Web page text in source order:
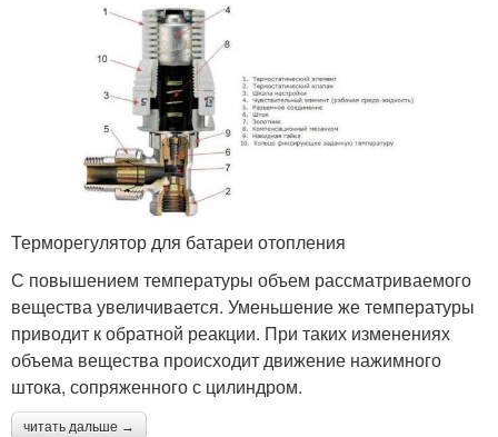
Терморегулятор для батареи отопления
С повышением температуры объем рассматриваемого
вещества увеличивается. Уменьшение же температуры
приводит к обратной реакции. При таких изменениях
объема вещества происходит движение нажимного
штока, сопряженного с цилиндром.
читать дальше →